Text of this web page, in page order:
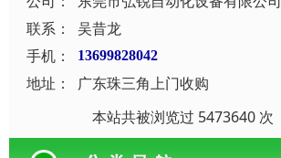
联系：
吴昔龙
手机：
13699828042
地址：
广东珠三角上门收购
本站共被浏览过 5473640 次